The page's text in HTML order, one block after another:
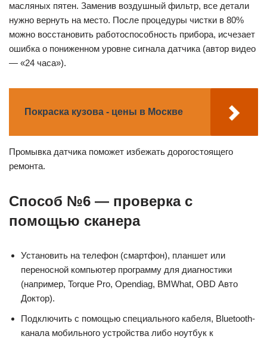
масляных пятен. Заменив воздушный фильтр, все детали
нужно вернуть на место. После процедуры чистки в 80%
можно восстановить работоспособность прибора, исчезает
ошибка о пониженном уровне сигнала датчика (автор видео
— «24 часа»).
Покраска кузова - цены в Москве
Промывка датчика поможет избежать дорогостоящего
ремонта.
Способ №6 — проверка с
помощью сканера
Установить на телефон (смартфон), планшет или
переносной компьютер программу для диагностики
(например, Torque Pro, Opendiag, BMWhat, OBD Авто
Доктор).
Подключить с помощью специального кабеля, Bluetooth-
канала мобильного устройства либо ноутбук к